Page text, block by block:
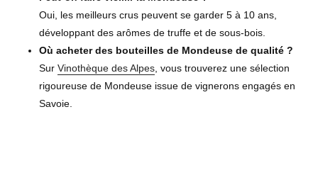
Oui, les meilleurs crus peuvent se garder 5 à 10 ans,
développant des arômes de truffe et de sous-bois.
Où acheter des bouteilles de Mondeuse de qualité ?
Sur Vinothèque des Alpes , vous trouverez une sélection
rigoureuse de Mondeuse issue de vignerons engagés en
Savoie.